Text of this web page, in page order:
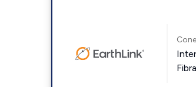
Fibra